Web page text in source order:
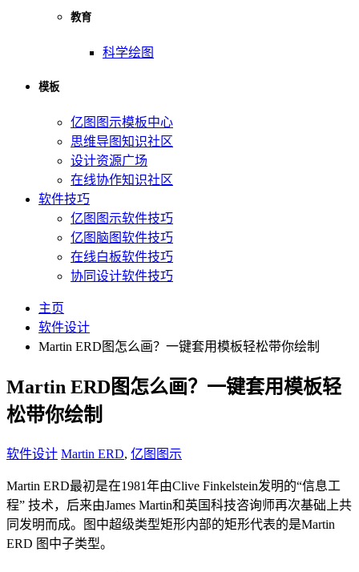
教育
科学绘图
模板
亿图图示模板中心
思维导图知识社区
设计资源广场
在线协作知识社区
软件技巧
亿图图示软件技巧
亿图脑图软件技巧
在线白板软件技巧
协同设计软件技巧
主页
软件设计
Martin ERD图怎么画？一键套用模板轻松带你绘制
Martin ERD图怎么画？一键套用模板轻
松带你绘制
软件设计 Martin ERD, 亿图图示
Martin ERD最初是在1981年由Clive Finkelstein发明的“信息工
程” 技术，后来由James Martin和英国科技咨询师再次基础上共
同发明而成。图中超级类型矩形内部的矩形代表的是Martin
ERD 图中子类型。